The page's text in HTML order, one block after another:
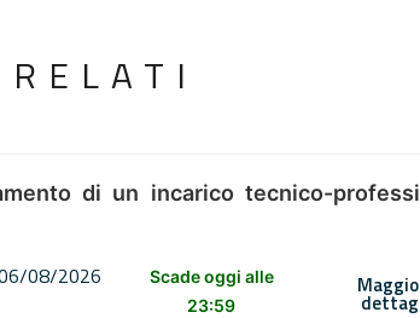
di un incarico tecnico-
08/2026
Scade oggi alle
23:59